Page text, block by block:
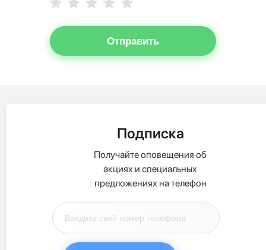
Отправить
Подписка
Получайте оповещения об
акциях и специальных
предложениях на телефон